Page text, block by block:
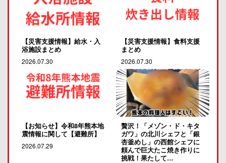
【災害支援情報】給水・入
浴施設まとめ
2026.07.30
【災害支援情報】食料支援
まとめ
2026.07.30
【お知らせ】令和8年熊本地
震情報に関して【避難所】
2026.07.29
贅沢！「メゾン・ド・キタ
ガワ」の北川シェフと「銀
杏釜めし」の西館シェフに
頼んで巨大たこ焼き作りに
挑戦！果たして…